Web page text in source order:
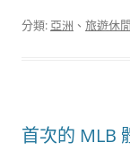
分類: 亞洲 、 旅遊休閒
首次的 MLB